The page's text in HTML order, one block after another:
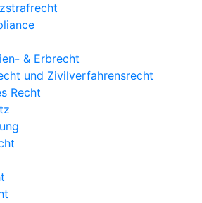
& Erbrecht
und Zivilverfahrensrecht
Recht